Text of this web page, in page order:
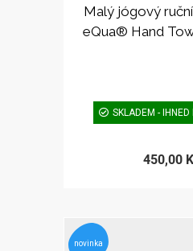
Malý jógový
eQua® Hand
SKLADEM - IHNED
450,00
novinka